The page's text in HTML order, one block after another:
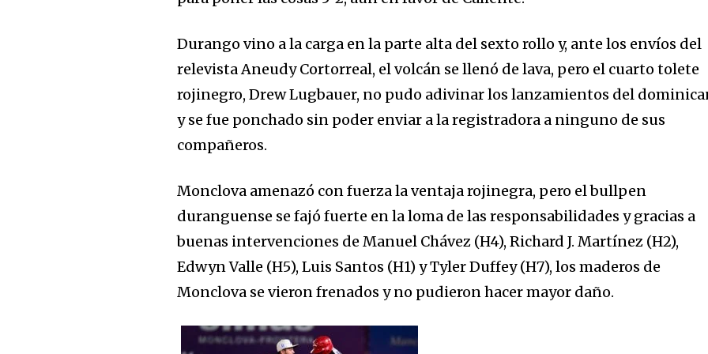
Durango vino a la carga en la parte alta del sexto rollo y, ante los envíos del
relevista Aneudy Cortorreal, el volcán se llenó de lava, pero el cuarto tolete
rojinegro, Drew Lugbauer, no pudo adivinar los lanzamientos del
y se fue ponchado sin poder enviar a la registradora a ninguno de sus
compañeros.
Monclova amenazó con fuerza la ventaja rojinegra, pero el bullpen
duranguense se fajó fuerte en la loma de las responsabilidades y gracias a
buenas intervenciones de Manuel Chávez (H4), Richard J. Martínez (H2),
Edwyn Valle (H5), Luis Santos (H1) y Tyler Duffey (H7), los maderos de
Monclova se vieron frenados y no pudieron hacer mayor daño.